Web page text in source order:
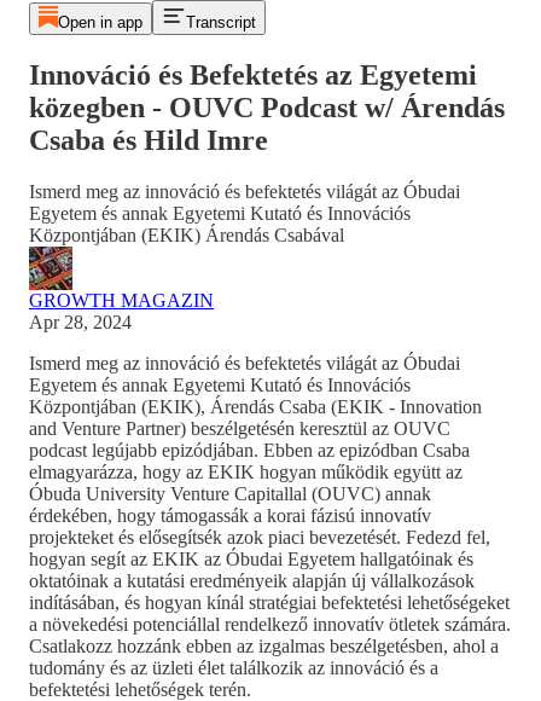
Open in app Transcript
Innováció és Befektetés az Egyetemi
közegben - OUVC Podcast w/ Árendás
Csaba és Hild Imre
Ismerd meg az innováció és befektetés világát az Óbudai
Egyetem és annak Egyetemi Kutató és Innovációs
Központjában (EKIK) Árendás Csabával
GROWTH MAGAZIN
Apr 28, 2024
Ismerd meg az innováció és befektetés világát az Óbudai
Egyetem és annak Egyetemi Kutató és Innovációs
Központjában (EKIK), Árendás Csaba (EKIK - Innovation
and Venture Partner) beszélgetésén keresztül az OUVC
podcast legújabb epizódjában. Ebben az epizódban Csaba
elmagyarázza, hogy az EKIK hogyan működik együtt az
Óbuda University Venture Capitallal (OUVC) annak
érdekében, hogy támogassák a korai fázisú innovatív
projekteket és elősegítsék azok piaci bevezetését. Fedezd fel,
hogyan segít az EKIK az Óbudai Egyetem hallgatóinak és
oktatóinak a kutatási eredményeik alapján új vállalkozások
indításában, és hogyan kínál stratégiai befektetési lehetőségeket
a növekedési potenciállal rendelkező innovatív ötletek számára.
Csatlakozz hozzánk ebben az izgalmas beszélgetésben, ahol a
tudomány és az üzleti élet találkozik az innováció és a
befektetési lehetőségek terén.